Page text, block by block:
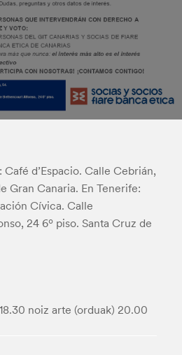
Café d’Espacio. Calle Cebrián,
Gran Canaria. En Tenerife:
Cívica. Calle
24 6º piso. Santa Cruz de
noiz arte (orduak) 20.00